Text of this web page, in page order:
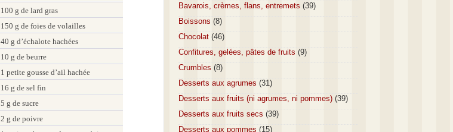
100 g de lard gras
150 g de foies de volailles
40 g d’échalote hachées
10 g de beurre
1 petite gousse d’ail hachée
16 g de sel fin
5 g de sucre
2 g de poivre
Bavarois, crèmes, flans, entremets (39)
Boissons (8)
Chocolat (46)
Confitures, gelées, pâtes de fruits (9)
Crumbles (8)
Desserts aux agrumes (31)
Desserts aux fruits (ni agrumes, ni pommes) (39)
Desserts aux fruits secs (39)
Desserts aux pommes (15)